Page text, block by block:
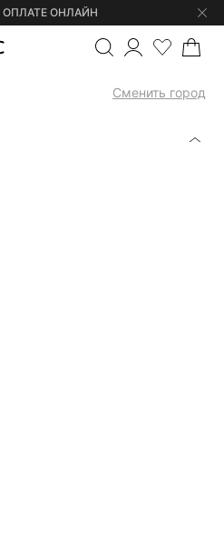
ОПЛАТЕ ОНЛАЙН
Сменить город
АСИММЕТРИЧНОЕ ПЛАТЬЕ